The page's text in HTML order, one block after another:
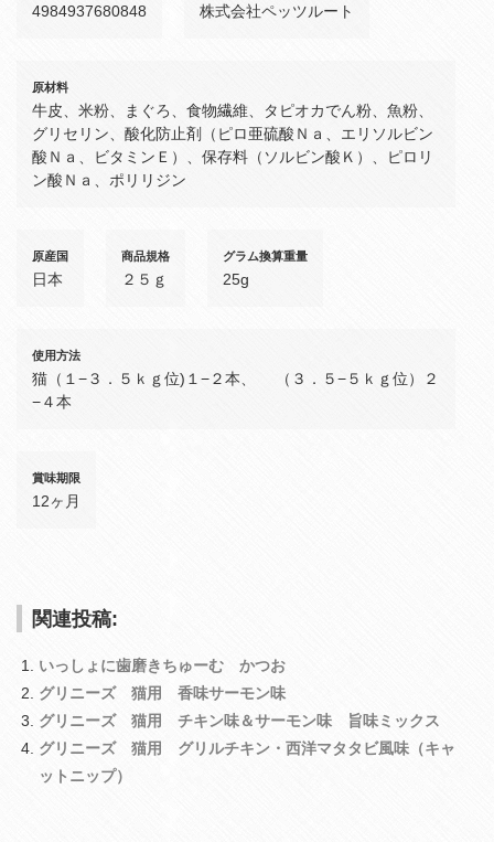
4984937680848 株式会社ペッツルート
原材料
牛皮、米粉、まぐろ、食物繊維、タピオカでん粉、魚粉、
グリセリン、酸化防止剤（ピロ亜硫酸Ｎａ、エリソルビン
酸Ｎａ、ビタミンＥ）、保存料（ソルビン酸Ｋ）、ピロリ
ン酸Ｎａ、ポリリジン
原産国
日本
商品規格
２５ｇ
グラム換算重量
25g
使用方法
猫（１−３．５ｋｇ位)１−２本、 （３．５−５ｋｇ位）２
−４本
賞味期限
12ヶ月
関連投稿:
いっしょに歯磨きちゅーむ かつお
グリニーズ 猫用 香味サーモン味
グリニーズ 猫用 チキン味＆サーモン味 旨味ミックス
グリニーズ 猫用 グリルチキン・西洋マタタビ風味（キャ
ットニップ）